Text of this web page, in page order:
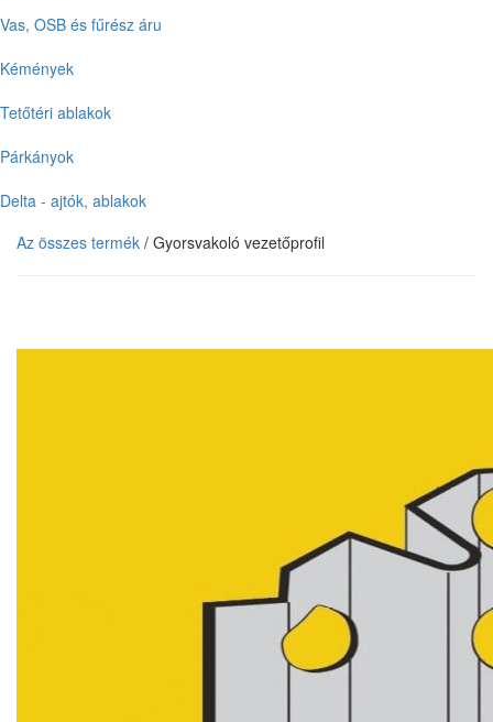
Vas, OSB és fűrész áru
Kémények
Tetőtéri ablakok
Párkányok
Delta - ajtók, ablakok
Az összes termék / Gyorsvakoló vezetőprofil